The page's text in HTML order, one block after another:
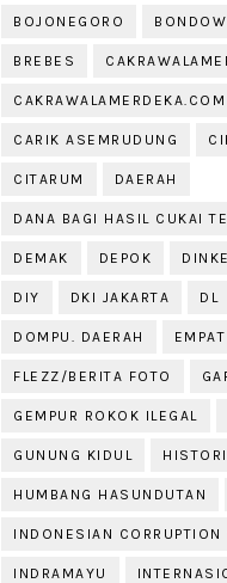
BOJONEGORO
BREBES
CAKRAWALAMERDEKA.COM
CARIK ASEMRUDUNG
CITARUM DAERAH
DANA BAGI HASIL CUKAI
DEMAK DEPOK
DIY DKI JAKARTA DL
DOMPU. DAERAH
FLEZZ/BERITA FOTO
GEMPUR ROKOK ILEGAL
GUNUNG KIDUL
HUMBANG HASUNDUTAN
INDONESIAN CORRUPTION
INDRAMAYU